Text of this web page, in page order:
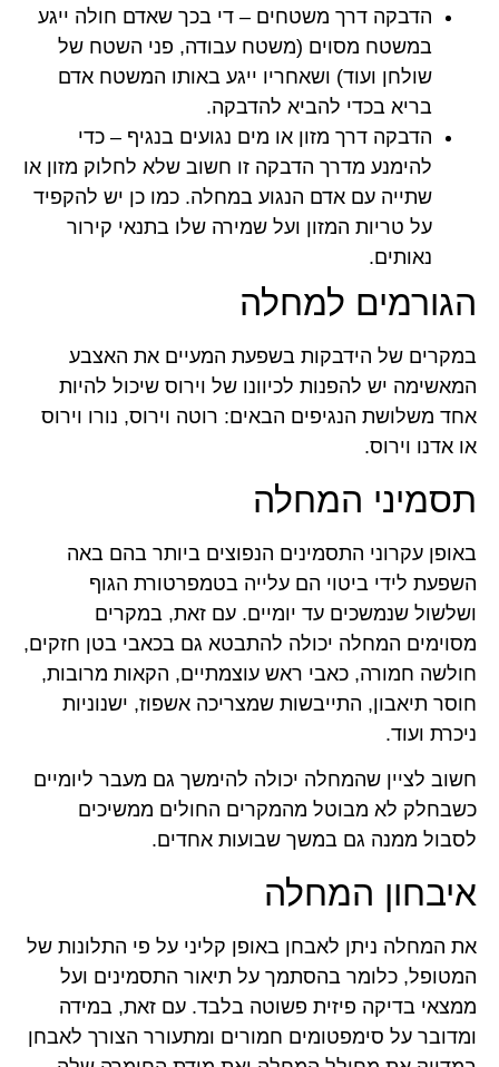
הדבקה דרך משטחים – די בכך שאדם חולה ייגע
במשטח מסוים (משטח עבודה, פני השטח של
שולחן ועוד) ושאחריו ייגע באותו המשטח אדם
בריא בכדי להביא להדבקה.
הדבקה דרך מזון או מים נגועים בנגיף – כדי
להימנע מדרך הדבקה זו חשוב שלא לחלוק מזון או
שתייה עם אדם הנגוע במחלה. כמו כן יש להקפיד
על טריות המזון ועל שמירה שלו בתנאי קירור
נאותים.
הגורמים למחלה
במקרים של הידבקות בשפעת המעיים את האצבע
המאשימה יש להפנות לכיוונו של וירוס שיכול להיות
אחד משלושת הנגיפים הבאים: רוטה וירוס, נורו וירוס
או אדנו וירוס.
תסמיני המחלה
באופן עקרוני התסמינים הנפוצים ביותר בהם באה
השפעת לידי ביטוי הם עלייה בטמפרטורת הגוף
ושלשול שנמשכים עד יומיים. עם זאת, במקרים
מסוימים המחלה יכולה להתבטא גם בכאבי בטן חזקים,
חולשה חמורה, כאבי ראש עוצמתיים, הקאות מרובות,
חוסר תיאבון, התייבשות שמצריכה אשפוז, ישנוניות
ניכרת ועוד.
חשוב לציין שהמחלה יכולה להימשך גם מעבר ליומיים
כשבחלק לא מבוטל מהמקרים החולים ממשיכים
לסבול ממנה גם במשך שבועות אחדים.
איבחון המחלה
את המחלה ניתן לאבחן באופן קליני על פי התלונות של
המטופל, כלומר בהסתמך על תיאור התסמינים ועל
ממצאי בדיקה פיזית פשוטה בלבד. עם זאת, במידה
ומדובר על סימפטומים חמורים ומתעורר הצורך לאבחן